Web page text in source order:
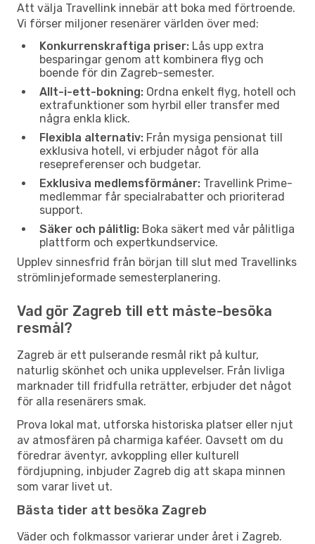
Att välja Travellink innebär att boka med förtroende.
Vi förser miljoner resenärer världen över med:
Konkurrenskraftiga priser: Lås upp extra
besparingar genom att kombinera flyg och
boende för din Zagreb-semester.
Allt-i-ett-bokning: Ordna enkelt flyg, hotell och
extrafunktioner som hyrbil eller transfer med
några enkla klick.
Flexibla alternativ: Från mysiga pensionat till
exklusiva hotell, vi erbjuder något för alla
resepreferenser och budgetar.
Exklusiva medlemsförmåner: Travellink Prime-
medlemmar får specialrabatter och prioriterad
support.
Säker och pålitlig: Boka säkert med vår pålitliga
plattform och expertkundservice.
Upplev sinnesfrid från början till slut med Travellinks
strömlinjeformade semesterplanering.
Vad gör Zagreb till ett måste-besöka
resmål?
Zagreb är ett pulserande resmål rikt på kultur,
naturlig skönhet och unika upplevelser. Från livliga
marknader till fridfulla reträtter, erbjuder det något
för alla resenärers smak.
Prova lokal mat, utforska historiska platser eller njut
av atmosfären på charmiga kaféer. Oavsett om du
föredrar äventyr, avkoppling eller kulturell
fördjupning, inbjuder Zagreb dig att skapa minnen
som varar livet ut.
Bästa tider att besöka Zagreb
Väder och folkmassor varierar under året i Zagreb.